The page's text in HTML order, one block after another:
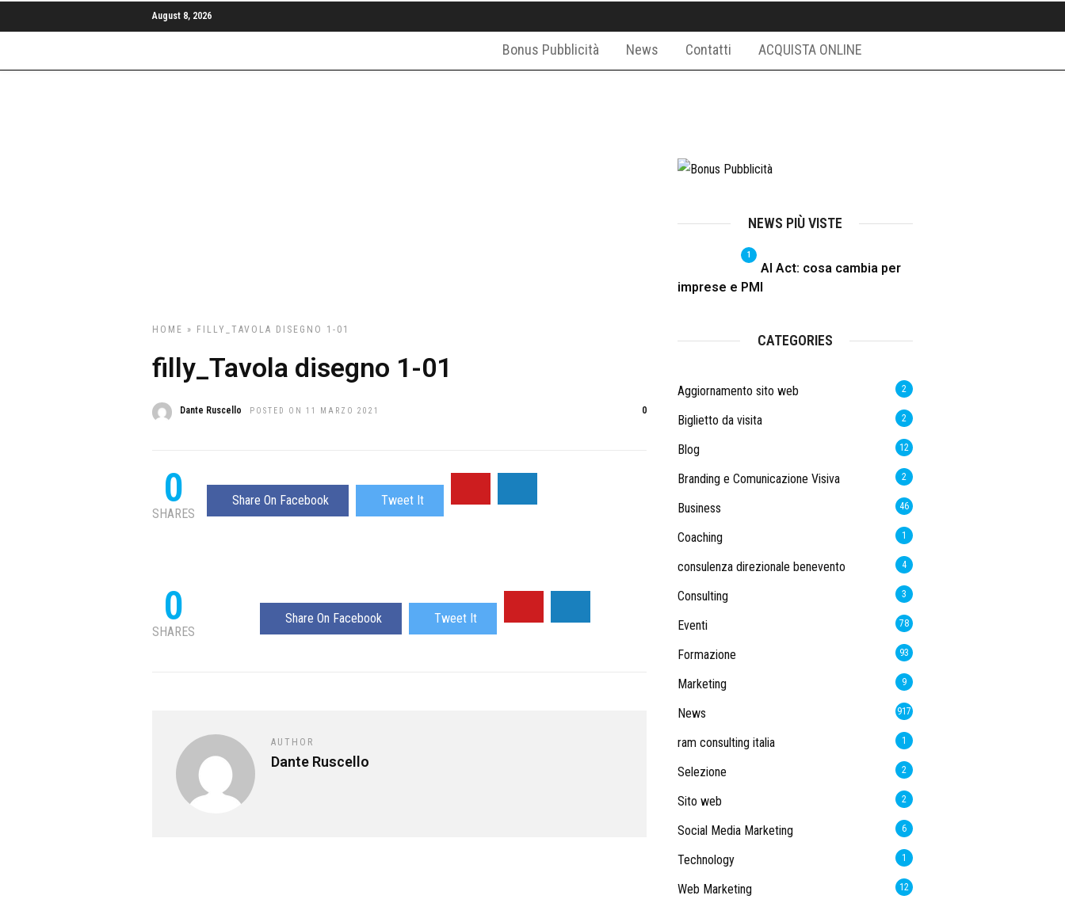
August 8, 2026
Bonus Pubblicità News Contatti ACQUISTA ONLINE
HOME » FILLY_TAVOLA DISEGNO 1-01
filly_Tavola disegno 1-01
Dante Ruscello POSTED ON 11 MARZO 2021 0
0
SHARES
Share On Facebook Tweet It
0
SHARES
Share On Facebook Tweet It
AUTHOR
Dante Ruscello
NEWS PIÙ VISTE
1
AI Act: cosa cambia per
imprese e PMI
CATEGORIES
Aggiornamento sito web 2
Biglietto da visita 2
Blog 12
Branding e Comunicazione Visiva 2
Business 46
Coaching 1
consulenza direzionale benevento 4
Consulting 3
Eventi 78
Formazione 93
Marketing 9
News 917
ram consulting italia 1
Selezione 2
Sito web 2
Social Media Marketing 6
Technology 1
Web Marketing 12